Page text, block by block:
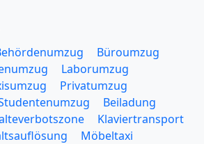
Büroumzug
Laborumzug
Privatumzug
Beiladung
Klaviertransport
Möbeltaxi